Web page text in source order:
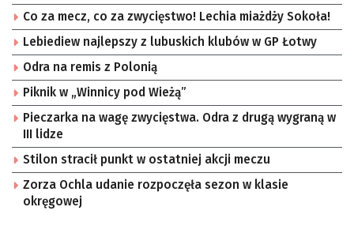
Co za mecz, co za zwycięstwo! Lechia miażdży Sokoła!
Lebiediew najlepszy z lubuskich klubów w GP Łotwy
Odra na remis z Polonią
Piknik w „Winnicy pod Wieżą”
Pieczarka na wagę zwycięstwa. Odra z drugą wygraną w
III lidze
Stilon stracił punkt w ostatniej akcji meczu
Zorza Ochla udanie rozpoczęła sezon w klasie
okręgowej